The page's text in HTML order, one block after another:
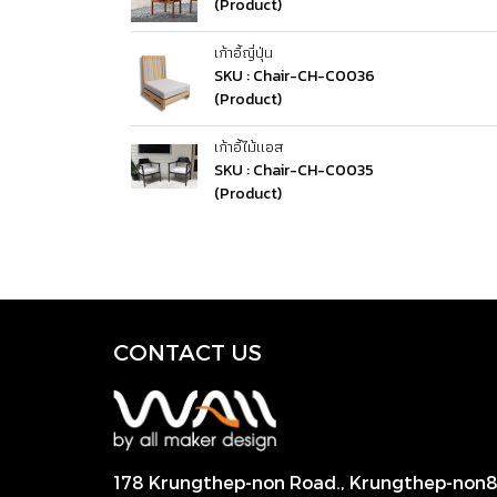
(Product)
เก้าอี้ญี่ปุ่น
SKU : Chair-CH-C0036
(Product)
เก้าอี้ไม้แอส
SKU : Chair-CH-C0035
(Product)
CONTACT US
178 Krungthep-non Road., Krungthep-non8